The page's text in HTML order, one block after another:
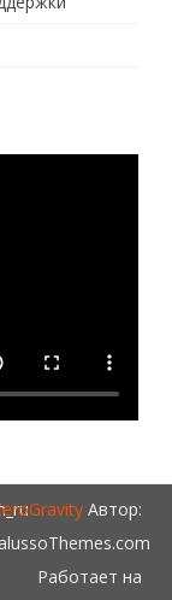
Автор:
Работает на